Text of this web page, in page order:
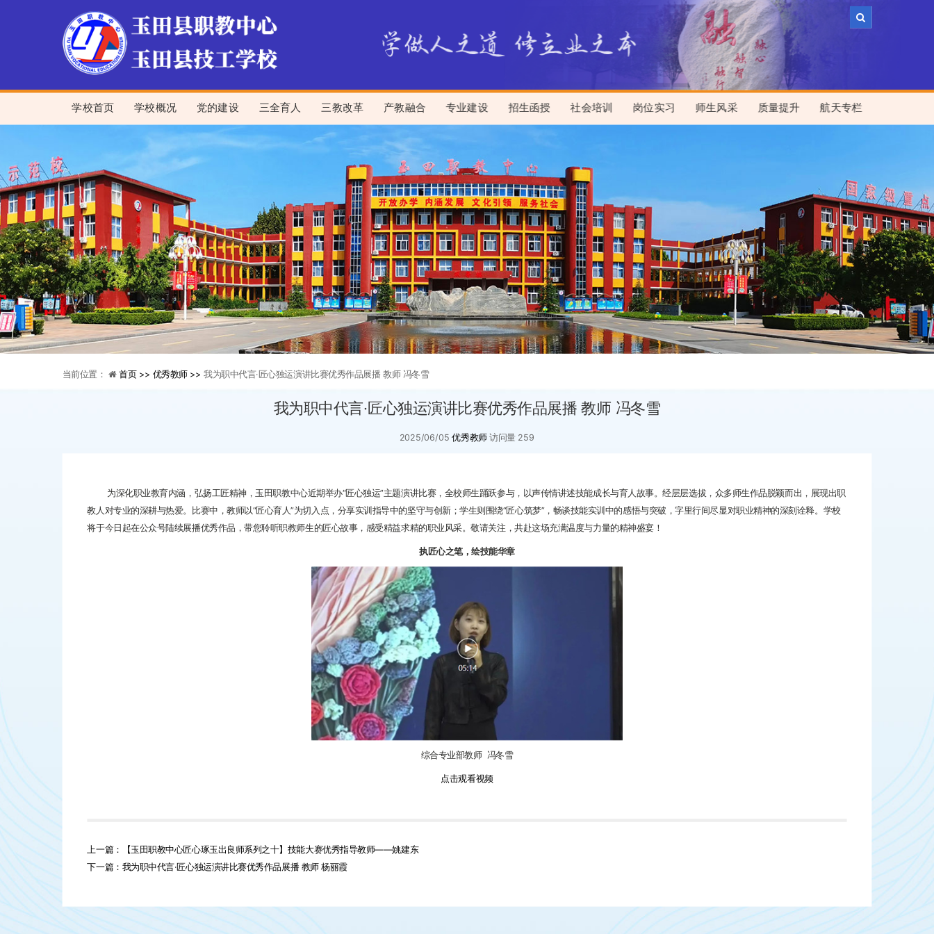
学校首页 学校概况 党的建设 三全育人 三教改革 产教融合 专业建设 招生函授 社会培训 岗位实习 师生风采 质量提升 航天专栏
当前位置： 首页 >> 优秀教师 >> 我为职中代言·匠心独运演讲比赛优秀作品展播 教师 冯冬雪
我为职中代言·匠心独运演讲比赛优秀作品展播 教师 冯冬雪
2025/06/05优秀教师 访问量 259
为深化职业教育内涵，弘扬工匠精神，玉田职教中心近期举办“匠心独运”主题演讲比赛，全校师生踊跃参与，以声传情讲述技能成长与育人故事。经层层选拔，众多师生作品脱颖而出，展现出职
教人对专业的深耕与热爱。比赛中，教师以“匠心育人”为切入点，分享实训指导中的坚守与创新；学生则围绕“匠心筑梦”，畅谈技能实训中的感悟与突破，字里行间尽显对职业精神的深刻诠释。学校
将于今日起在公众号陆续展播优秀作品，带您聆听职教师生的匠心故事，感受精益求精的职业风采。敬请关注，共赴这场充满温度与力量的精神盛宴！
执匠心之笔，绘技能华章
综合专业部教师 冯冬雪
点击观看视频
上一篇：【玉田职教中心匠心琢玉出良师系列之十】技能大赛优秀指导教师——姚建东
下一篇：我为职中代言·匠心独运演讲比赛优秀作品展播 教师 杨丽霞